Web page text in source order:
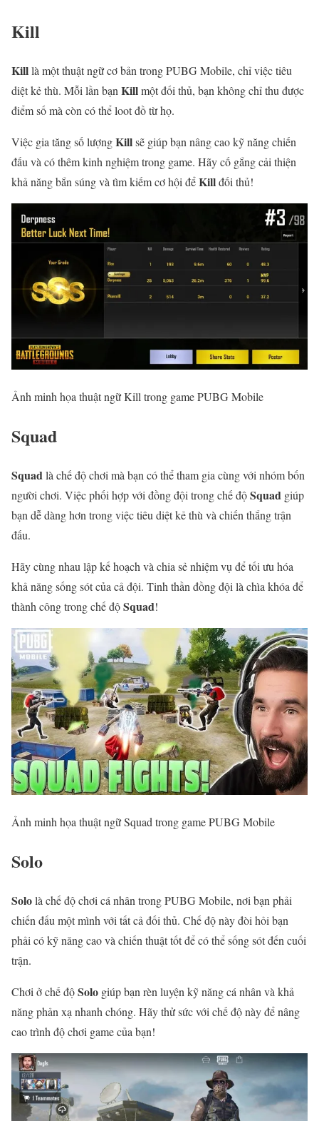
Kill
Killlà một thuật ngữ cơ bản trong PUBG Mobile, chỉ việc tiêu
diệt kẻ thù. Mỗi lần bạn Killmột đối thủ, bạn không chỉ thu được
điểm số mà còn có thể loot đồ từ họ.
Việc gia tăng số lượngKillsẽ giúp bạn nâng cao kỹ năng chiến
đấu và có thêm kinh nghiệm trong game. Hãy cố gắng cải thiện
khả năng bắn súng và tìm kiếm cơ hội đểKillđối thủ!
Ảnh minh họa thuật ngữ Kill trong game PUBG Mobile
Squad
Squadlà chế độ chơi mà bạn có thể tham gia cùng với nhóm bốn
người chơi. Việc phối hợp với đồng đội trong chế độSquad giúp
bạn dễ dàng hơn trong việc tiêu diệt kẻ thù và chiến thắng trận
đấu.
Hãy cùng nhau lập kế hoạch và chia sẻ nhiệm vụ để tối ưu hóa
khả năng sống sót của cả đội. Tinh thần đồng đội là chìa khóa để
thành công trong chế độSquad!
Ảnh minh họa thuật ngữ Squad trong game PUBG Mobile
Solo
Sololà chế độ chơi cá nhân trong PUBG Mobile, nơi bạn phải
chiến đấu một mình với tất cả đối thủ. Chế độ này đòi hỏi bạn
phải có kỹ năng cao và chiến thuật tốt để có thể sống sót đến cuối
trận.
Chơi ở chế độSolo giúp bạn rèn luyện kỹ năng cá nhân và khả
năng phản xạ nhanh chóng. Hãy thử sức với chế độ này để nâng
cao trình độ chơi game của bạn!